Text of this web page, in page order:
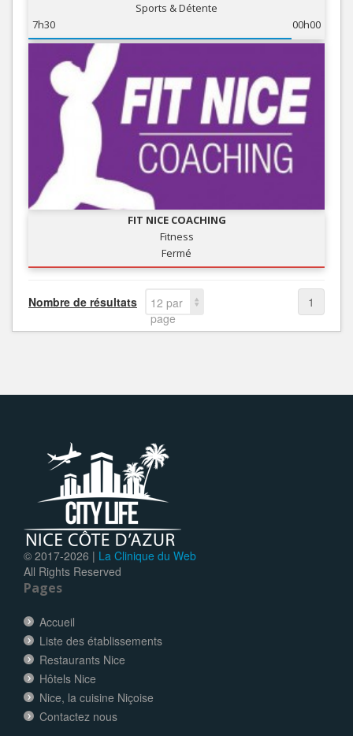
Sports & Détente
7h30
00h00
FIT NICE COACHING
Fitness
Fermé
Nombre de résultats
12 par
page
1
© 2017-2026 | La Clinique du Web
All Rights Reserved
Pages
Accueil
Liste des établissements
Restaurants Nice
Hôtels Nice
Nice, la cuisine Niçoise
Contactez nous